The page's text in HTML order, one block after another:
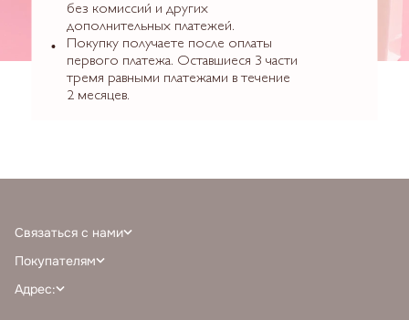
без комиссий и других
дополнительных платежей.
Покупку получаете после оплаты
первого платежа. Оставшиеся 3 части
тремя равными платежами в течение
2 месяцев.
Связаться с нами
+7 (968) 388-77-75
Написать в MAX
Покупателям
Личный кабинет
Адрес: